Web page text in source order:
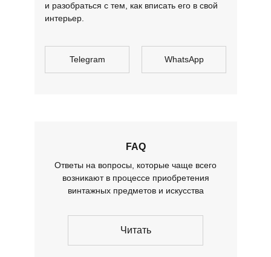
Telegram WhatsApp
и разобраться с тем, как вписать его в свой
интерьер.
FAQ
Ответы на вопросы, которые чаще всего
возникают в процессе приобретения
винтажных предметов и искусства
Читать